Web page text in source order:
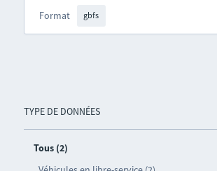
TYPE DE DONNÉES
Tous (2)
Format gbfs